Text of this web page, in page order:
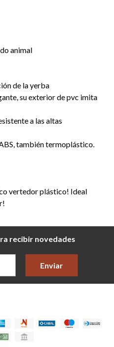
animal
de la yerba
su exterior de pvc imita
a las altas
también termoplástico.
vertedor plástico! Ideal
recibir novedades
Enviar